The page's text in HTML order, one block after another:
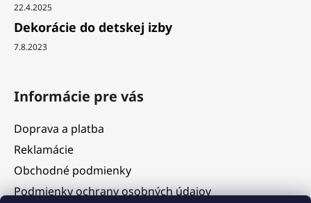
22.4.2025
Dekorácie do detskej izby
7.8.2023
Informácie pre vás
Doprava a platba
Reklamácie
Obchodné podmienky
Podmienky ochrany osobných údajov